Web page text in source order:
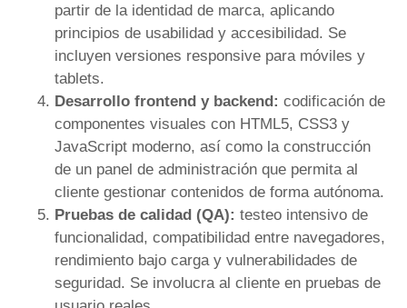
partir de la identidad de marca, aplicando
principios de usabilidad y accesibilidad. Se
incluyen versiones responsive para móviles y
tablets.
Desarrollo frontend y backend: codificación de
componentes visuales con HTML5, CSS3 y
JavaScript moderno, así como la construcción
de un panel de administración que permita al
cliente gestionar contenidos de forma autónoma.
Pruebas de calidad (QA): testeo intensivo de
funcionalidad, compatibilidad entre navegadores,
rendimiento bajo carga y vulnerabilidades de
seguridad. Se involucra al cliente en pruebas de